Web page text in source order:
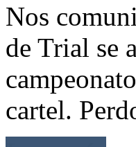
Nos
de Trial se
cartel.